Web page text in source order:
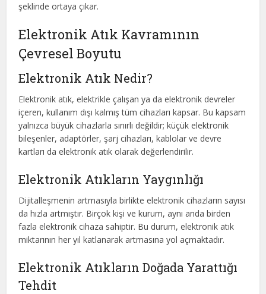
şeklinde ortaya çıkar.
Elektronik Atık Kavramının
Çevresel Boyutu
Elektronik Atık Nedir?
Elektronik atık, elektrikle çalışan ya da elektronik devreler
içeren, kullanım dışı kalmış tüm cihazları kapsar. Bu kapsam
yalnızca büyük cihazlarla sınırlı değildir; küçük elektronik
bileşenler, adaptörler, şarj cihazları, kablolar ve devre
kartları da elektronik atık olarak değerlendirilir.
Elektronik Atıkların Yaygınlığı
Dijitalleşmenin artmasıyla birlikte elektronik cihazların sayısı
da hızla artmıştır. Birçok kişi ve kurum, aynı anda birden
fazla elektronik cihaza sahiptir. Bu durum, elektronik atık
miktarının her yıl katlanarak artmasına yol açmaktadır.
Elektronik Atıkların Doğada Yarattığı
Tehdit